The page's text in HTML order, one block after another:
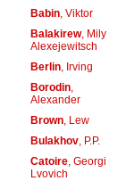
Babin, Viktor
Balakirew, Mily
Alexejewitsch
Berlin, Irving
Borodin,
Alexander
Brown, Lew
Bulakhov, P.P.
Catoire, Georgi
Lvovich